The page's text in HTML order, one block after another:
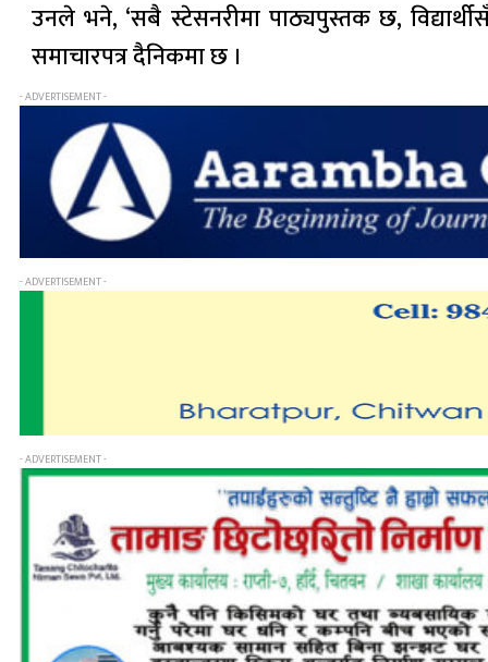
उनले भने, ‘सबै स्टेसनरीमा पाठ्यपुस्तक छ,
समाचारपत्र दैनिकमा छ ।
- ADVERTISEMENT -
- ADVERTISEMENT -
- ADVERTISEMENT -